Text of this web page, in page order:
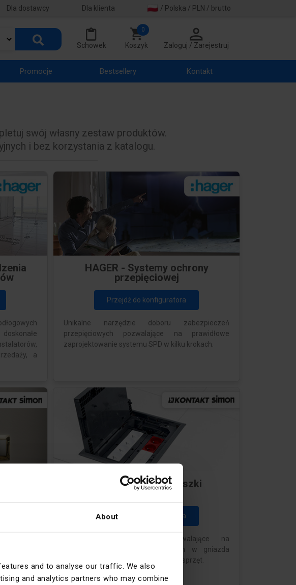
About
and to analyse our traffic. We also
and analytics partners who may combine
Dla dostawcy Dla klienta / Polska / PLN / brutto
Schowek Koszyk
0
Zaloguj / Zarejestruj
Promocje Bestsellery Kontakt
swój własny zestaw produktów.
i bez korzystania z katalogu.
a
HAGER - Systemy ochrony
przepięciowej
Przejdź do konfiguratora
Unikalne narzędzie doboru zabezpieczeń
przepięciowych pozwalające na prawidłowe
zaprojektowanie systemu SPD w kilku krokach.
Kontakt-Simon - Puszki
podłogowe
Przejdź do konfiguratora
To intuicyjne narzędzie pozwalające na
wyposażenie puszek podłogowych w gniazda
zasilające, teleinformatyczne i inny osprzęt.